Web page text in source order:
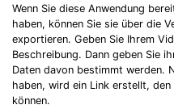
Wenn Sie diese Anwendung
haben, können Sie sie über die
exportieren. Geben Sie Ihrem
Beschreibung. Dann geben Sie
Daten davon bestimmt werden.
haben, wird ein Link erstellt,
können.